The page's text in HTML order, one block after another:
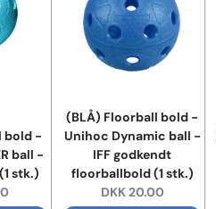
bold -
ball -
stk.)
(BLÅ) Floorball bold -
Unihoc Dynamic ball -
IFF godkendt
floorballbold (1 stk.)
Current price:
DKK 20.00